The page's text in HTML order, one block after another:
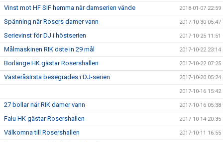
Vinst mot HF SIF hemma när damserien vände 2018-01-07 22:59
Spänning när Rosers damer vann 2017-10-30 05:47
Serievinst för DJ i höstserien 2017-10-25 11:51
Målmaskinen RIK öste in 29 mål 2017-10-22 23:14
Borlänge HK gästar Rosershallen 2017-10-22 07:25
VästeråsIrsta besegrades i DJ-serien 2017-10-20 05:24
2017-10-16 15:42
27 bollar när RIK damer vann 2017-10-16 05:38
Falu HK gästar Rosershallen 2017-10-14 20:35
Välkomna till Rosershallen 2017-10-11 16:55